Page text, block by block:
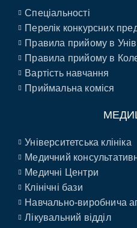
Спеціальності
Перелік конкурсних
Правила прийому в
Правила прийому в
Вартість навчання
Приймальна коміся
Університетська клініка
Медичний
Медичні Центри
Клінічні бази
Навчально-виробнича
Лікувальний відділ